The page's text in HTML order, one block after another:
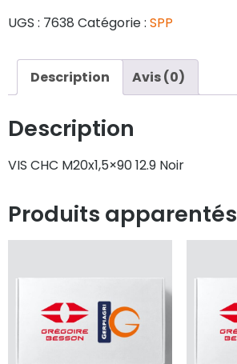
UGS : 7638 Catégorie : SPP
Description Avis (0)
Description
VIS CHC M20x1,5×90 12.9 Noir
Produits apparentés